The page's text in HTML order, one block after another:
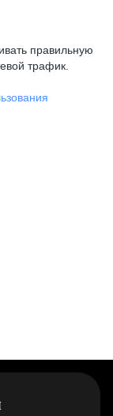
правильную
трафик.